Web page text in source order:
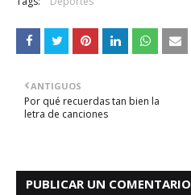
ANTIGUOS
Por qué recuerdas tan bien la
letra de canciones
PUBLICAR UN COMENTARIO